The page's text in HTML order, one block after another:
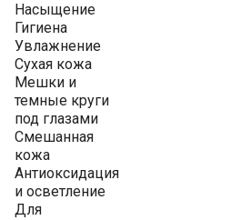
Насыщение
Гигиена
Увлажнение
Сухая кожа
Мешки и
темные круги
под глазами
Смешанная
кожа
Антиоксидация
и осветление
Для